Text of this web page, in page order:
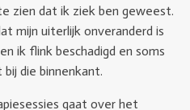
zien dat ik ziek ben geweest.
mijn uiterlijk onveranderd is
ik flink beschadigd en soms
die binnenkant.
gaat over het